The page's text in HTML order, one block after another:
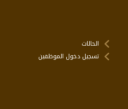
الحالات
تسجيل دخول الموظفين